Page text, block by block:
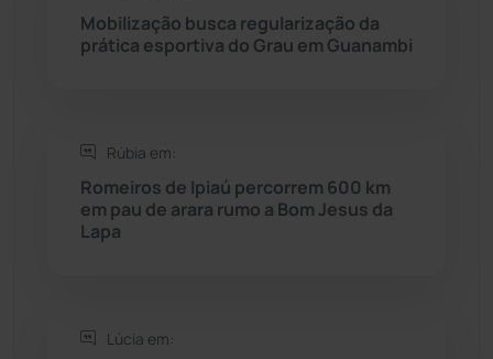
Sebastião Laranjeiras
Sudoeste Baiano
Tanhaçu (426)
Tecnologia
Mobilização busca regularização da
prática esportiva do Grau em Guanambi
Rúbia em:
Romeiros de Ipiaú percorrem 600 km
em pau de arara rumo a Bom Jesus da
Lapa
Lúcia em: